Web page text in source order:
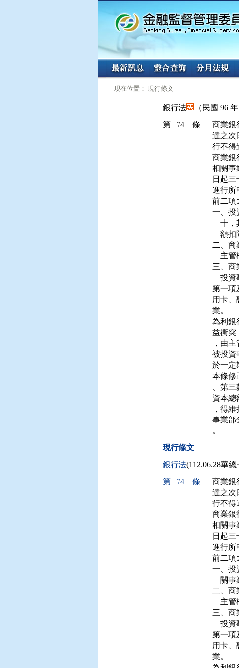
:::
現在位置： 現行條文
銀行法
（民國 96
第 74 條
商業銀
達之次
行不得
商業銀
相關事
日起
進行所
前二項
一、投
十
額
二、商
主
三、商
投
第一項
用卡、
業。
為利銀
益衝突
，由主
被投資
於一定
本條修
、第
資本總
，得
事業部
現行條文
銀行法(112.06.28華
第 74 條
商業銀
達之次
行不得
商業銀
相關事
日起
進行所
前二項
一、投
關
二、商
主
三、商
投
第一項
用卡、
業。